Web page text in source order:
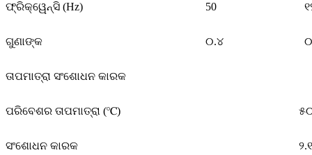
ଫ୍ରିକ୍ୱେନ୍ସି (Hz) 50
ଗୁଣାଙ୍କ ୦.୪
ତାପମାତ୍ରା ସଂଶୋଧନ କାରକ
ପରିବେଶର ତାପମାତ୍ରା (℃)
ସଂଶୋଧନ କାରକ ୨.୧